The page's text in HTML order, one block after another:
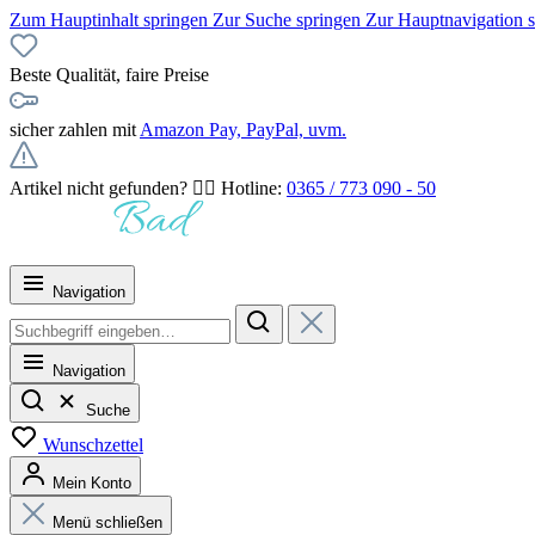
Zum Hauptinhalt springen Zur Suche springen Zur Hauptnavigation
Beste Qualität, faire Preise
sicher zahlen mit Amazon Pay, PayPal, uvm.
Artikel nicht gefunden? 👉🏻 Hotline: 0365 / 773 090 - 50
Navigation
Navigation
Suche
Wunschzettel
Mein Konto
Menü schließen